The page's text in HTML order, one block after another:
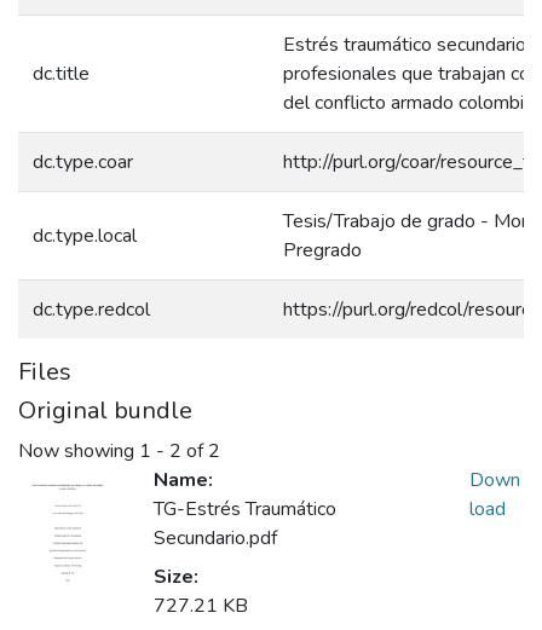
dc.title
Estrés traumático secundario
profesionales que trabajan
del conflicto armado
dc.type.coar http://purl.org/coar/
dc.type.local
Tesis/Trabajo de grado -
Pregrado
dc.type.redcol https://purl.org/redcol/
Files
Original bundle
Now showing 1 - 2 of 2
Name:
TG-Estrés Traumático
Secundario.pdf
Size:
727.21 KB
Down
load